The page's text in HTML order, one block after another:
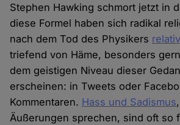
Stephen Hawking schmort jetzt in
diese Formel haben sich radikal
nach dem Tod des Physikers
triefend von Häme, besonders
dem geistigen Niveau dieser
erscheinen: in Tweets oder
Kommentaren. Hass und Sadismus
Äußerungen sprechen, sind oft so